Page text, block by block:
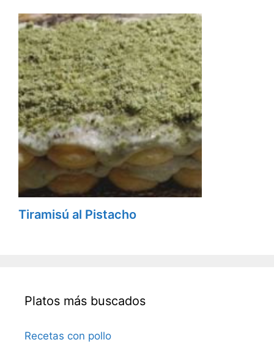
Tiramisú al Pistacho
Platos más buscados
Recetas con pollo